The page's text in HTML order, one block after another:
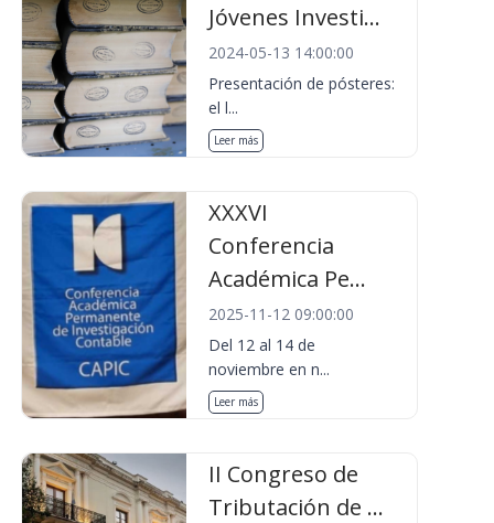
Jóvenes Investi...
2024-05-13 14:00:00
Presentación de pósteres:
el l...
Leer más
XXXVI
Conferencia
Académica Pe...
2025-11-12 09:00:00
Del 12 al 14 de
noviembre en n...
Leer más
II Congreso de
Tributación de ...